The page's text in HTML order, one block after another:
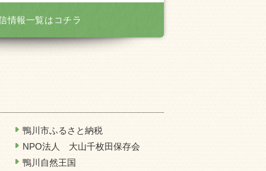
情報一覧はコチラ
鴨川市ふるさと納税
NPO法人 大山千枚田保存会
鴨川自然王国